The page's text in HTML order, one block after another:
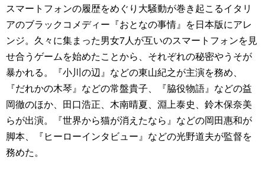
スマートフォンの履歴をめぐり大騒動が巻き起こるイタリ
アのブラックコメディー『おとなの事情』を日本版にアレ
ンジ。久々に集まった男女7人が互いのスマートフォンを見
せ合うゲームを始めたことから、それぞれの秘密やうそが
暴かれる。『小川の辺』などの東山紀之が主演を務め、
『だれかの木琴』などの常盤貴子、『脇役物語』などの益
岡徹のほか、田口浩正、木南晴夏、淵上泰史、鈴木保奈美
らが出演。『世界から猫が消えたなら』などの岡田惠和が
脚本、『ヒーローインタビュー』などの光野道夫が監督を
務めた。